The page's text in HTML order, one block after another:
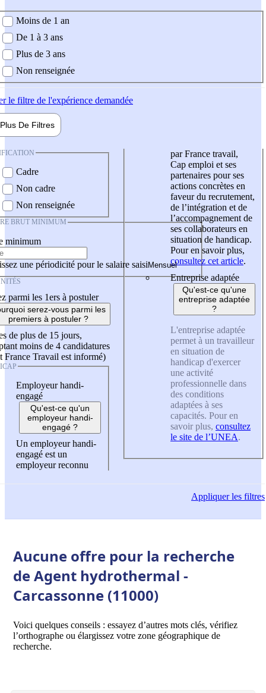
demandée
Moins de 1 an
De 1 à 3 ans
Plus de 3 ans
Non renseignée
le filtre de l'expérience demandée
Plus De Filtres
Cadre
Non cadre
Non renseignée
BRUT MINIMUM
minimum
une périodicité pour le salaire saisi
parmi les 1ers à postuler
serez-vous parmi les
premiers à postuler ?
de plus de 15 jours,
moins de 4 candidatures
France Travail est informé)
Employeur handi-
engagé
Qu'est-ce qu'un
employeur handi-
engagé ?
Un employeur handi-
engagé est un
employeur reconnu
par France travail,
Cap emploi et ses
partenaires pour ses
actions concrètes en
faveur du recrutement,
de l’intégration et de
l’accompagnement de
ses collaborateurs en
situation de handicap.
Pour en savoir plus,
consultez cet article.
Entreprise adaptée
Qu'est-ce qu'une
entreprise adaptée
?
L'entreprise adaptée
permet à un travailleur
en situation de
handicap d'exercer
une activité
professionnelle dans
des conditions
adaptées à ses
capacités. Pour en
savoir plus, consultez
le site de l’UNEA.
Appliquerles filtres
Aucune offre pour la recherche
de Agent hydrothermal -
Carcassonne (11000)
Voici quelques conseils : essayez d’autres mots clés, vérifiez
l’orthographe ou élargissez votre zone géographique de
recherche.